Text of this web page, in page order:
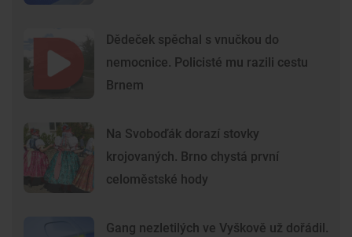
Dědeček spěchal s vnučkou do
nemocnice. Policisté mu razili cestu
Brnem
Na Svoboďák dorazí stovky
krojovaných. Brno chystá první
celoměstské hody
Gang nezletilých ve Vyškově už dořádil.